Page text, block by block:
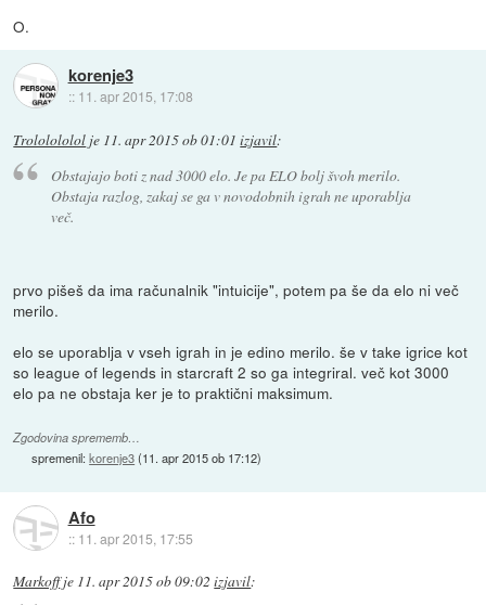
O.
korenje3
:: 11. apr 2015, 17:08
Trololololol je 11. apr 2015 ob 01:01 izjavil:
Obstajajo boti z nad 3000 elo. Je pa ELO bolj švoh merilo.
Obstaja razlog, zakaj se ga v novodobnih igrah ne uporablja
več.
prvo pišeš da ima računalnik "intuicije", potem pa še da elo ni več
merilo.
elo se uporablja v vseh igrah in je edino merilo. še v take igrice kot
so league of legends in starcraft 2 so ga integriral. več kot 3000
elo pa ne obstaja ker je to praktični maksimum.
Zgodovina sprememb…
spremenil:korenje3(11. apr 2015 ob 17:12)
Afo
:: 11. apr 2015, 17:55
Markoffje 11. apr 2015 ob 09:02 izjavil: